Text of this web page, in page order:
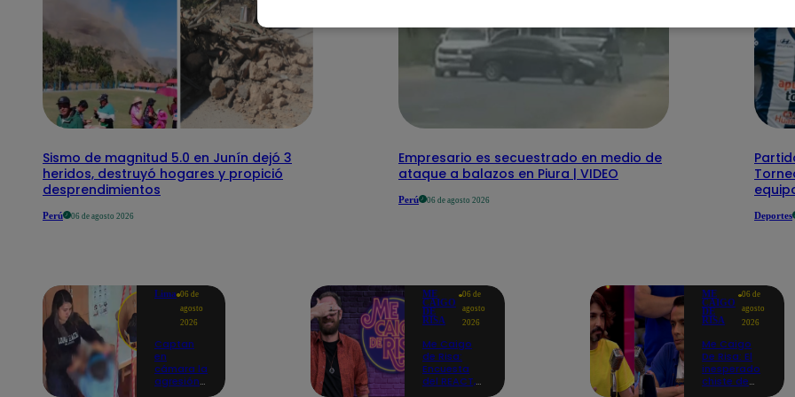
Sismo de magnitud 5.0 en Junín dejó 3
heridos, destruyó hogares y propició
desprendimientos
Perú 06 de agosto 2026
Empresario es secuestrado en medio de
ataque a balazos en Piura | VIDEO
Perú 06 de agosto 2026
Deportes
Lima 06 de
agosto
2026
Captan
en
cámara la
agresión
ME
CAIGO
DE
RISA
06 de
agosto
2026
Me Caigo
de Risa:
Encuesta
del REACT,
ME
CAIGO
DE
RISA
06 de
agosto
2026
Me Caigo
De Risa: El
inesperado
chiste de